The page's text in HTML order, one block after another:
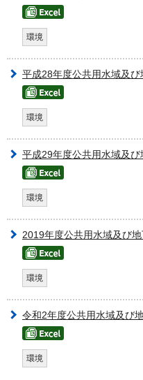
環境
平成28年度公共用水域及
環境
平成29年度公共用水域及
環境
2019年度公共用水域及び
環境
令和2年度公共用水域及び
環境